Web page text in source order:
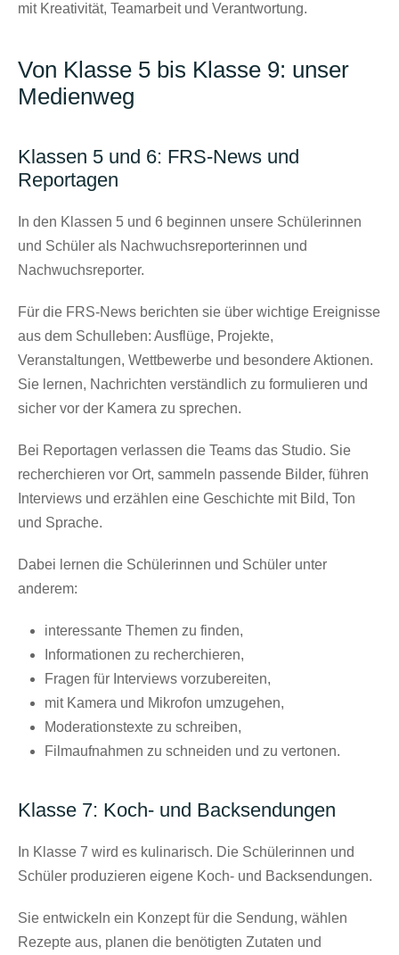
mit Kreativität, Teamarbeit und Verantwortung.
Von Klasse 5 bis Klasse 9: unser
Medienweg
Klassen 5 und 6: FRS-News und
Reportagen
In den Klassen 5 und 6 beginnen unsere Schülerinnen
und Schüler als Nachwuchsreporterinnen und
Nachwuchsreporter.
Für die FRS-News berichten sie über wichtige Ereignisse
aus dem Schulleben: Ausflüge, Projekte,
Veranstaltungen, Wettbewerbe und besondere Aktionen.
Sie lernen, Nachrichten verständlich zu formulieren und
sicher vor der Kamera zu sprechen.
Bei Reportagen verlassen die Teams das Studio. Sie
recherchieren vor Ort, sammeln passende Bilder, führen
Interviews und erzählen eine Geschichte mit Bild, Ton
und Sprache.
Dabei lernen die Schülerinnen und Schüler unter
anderem:
interessante Themen zu finden,
Informationen zu recherchieren,
Fragen für Interviews vorzubereiten,
mit Kamera und Mikrofon umzugehen,
Moderationstexte zu schreiben,
Filmaufnahmen zu schneiden und zu vertonen.
Klasse 7: Koch- und Backsendungen
In Klasse 7 wird es kulinarisch. Die Schülerinnen und
Schüler produzieren eigene Koch- und Backsendungen.
Sie entwickeln ein Konzept für die Sendung, wählen
Rezepte aus, planen die benötigten Zutaten und